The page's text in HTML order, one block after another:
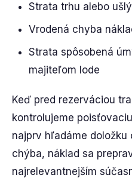
Strata trhu alebo
Vrodená chyba
Strata spôsobená
majiteľom lode
Keď pred rezerváciou
kontrolujeme
najprv hľadáme doložku
chýba, náklad sa
najrelevantnejším